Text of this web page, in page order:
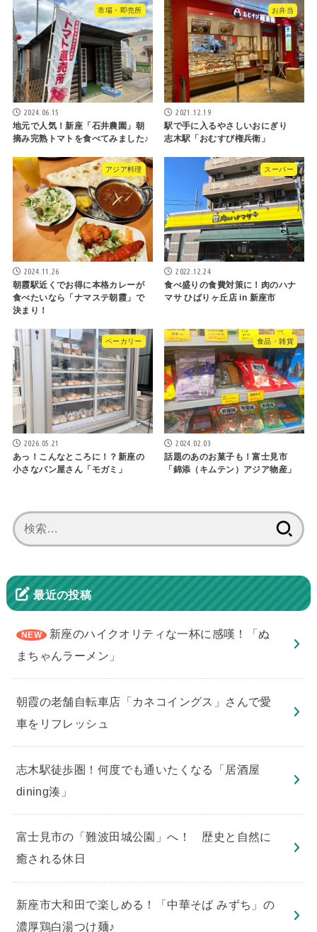
市場・即売所
2024.06.15
地元で人気！新座「石井農園」朝
摘み完熟トマトを食べてみました♪
お弁当
2021.12.19
駅で手に入るやさしいおにぎり
志木駅「おむすび権兵衛」
アジア料理
2024.11.26
朝霞駅近くでお得に本格カレーが
食べたいなら「ナマステ朝霞」で
決まり！
スーパー
2022.12.24
食べ盛りの食費対策に！肉のハナ
マサ ひばりヶ丘店 in 新座市
ベーカリー
2026.05.21
あっ！こんなところに！？新座の
小さなパン屋さん「モガミ」
食品・雑貨
2024.02.03
話題のあのお菓子も！富士見市
「錦添（キムテン）アジア物産」
索:
最近の投稿
新座のハイクオリティな一杯に感嘆！「ぬ
まちゃんラーメン」
朝霞の老舗自転車店「カネコイングス」さんで愛
車をリフレッシュ
志木駅徒歩圏！何度でも通いたくなる「居酒屋
dining湊」
​富士見市の「難波田城公園」へ！ 歴史と自然に
癒される休日
新座市大和田で楽しめる！「中華そば みずち」の
濃厚鶏白湯つけ麺♪